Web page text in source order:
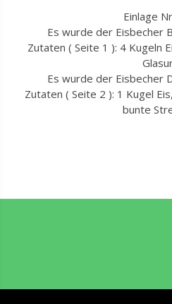
Einlage
Es wurde der Eisbecher
Zutaten ( Seite 1 ): 4 Kugeln
Es wurde der Eisbecher
Zutaten ( Seite 2 ): 1 Kugel
bunte